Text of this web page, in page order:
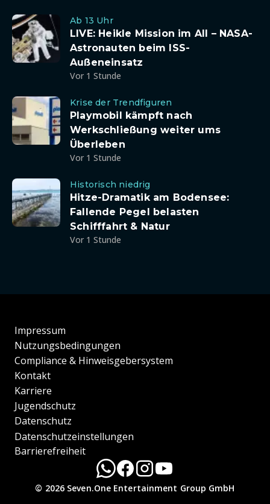
Ab 13 Uhr
LIVE: Heikle Mission im All – NASA-
Astronauten beim ISS-
Außeneinsatz
Vor 1 Stunde
Krise der Trendfiguren
Playmobil kämpft nach
Werkschließung weiter ums
Überleben
Vor 1 Stunde
Historisch niedrig
Hitze-Dramatik am Bodensee:
Fallende Pegel belasten
Schifffahrt & Natur
Vor 1 Stunde
Impressum
Nutzungsbedingungen
Compliance & Hinweisgebersystem
Kontakt
Karriere
Jugendschutz
Datenschutz
Datenschutzeinstellungen
Barrierefreiheit
© 2026 Seven.One Entertainment Group GmbH